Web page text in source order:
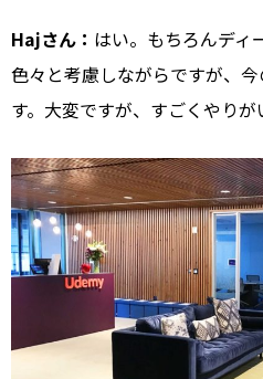
Hajさん： はい。もちろんディ
色々と考慮しながらですが、
す。大変ですが、すごくやりが